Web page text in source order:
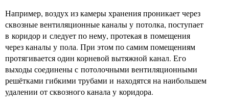
Например, воздух из камеры хранения проникает через
сквозные вентиляционные каналы у потолка, поступает
в коридор и следует по нему, протекая в помещения
через каналы у пола. При этом по самим помещениям
протягивается один корневой вытяжной канал. Его
выходы соединены с потолочными вентиляционными
решётками гибкими трубами и находятся на наибольшем
удалении от сквозного канала у коридора.